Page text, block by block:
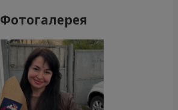
Фотогалерея